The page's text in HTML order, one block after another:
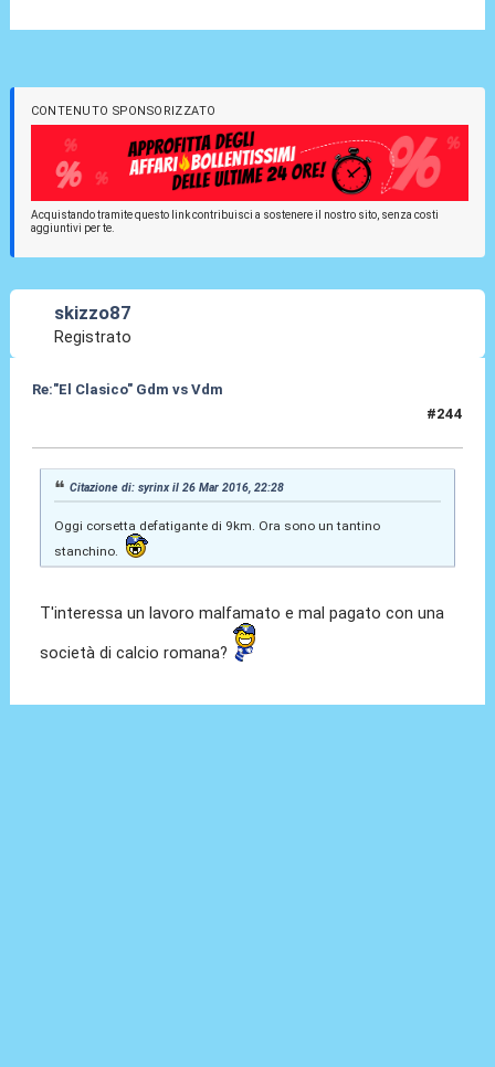
CONTENUTO SPONSORIZZATO
Acquistando tramite questo link contribuisci a sostenere il nostro sito, senza costi
aggiuntivi per te.
skizzo87
Registrato
Re:"El Clasico" Gdm vs Vdm
#244
Citazione di: syrinx il 26 Mar 2016, 22:28
Oggi corsetta defatigante di 9km. Ora sono un tantino
stanchino.
T'interessa un lavoro malfamato e mal pagato con una
società di calcio romana?